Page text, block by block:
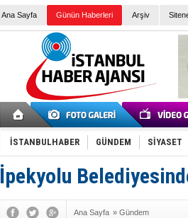
Ana Sayfa Günün Haberleri Arşiv
İSTANBULHABER GÜNDEM SİYASET
İpekyolu
Ana Sayfa » Gündem